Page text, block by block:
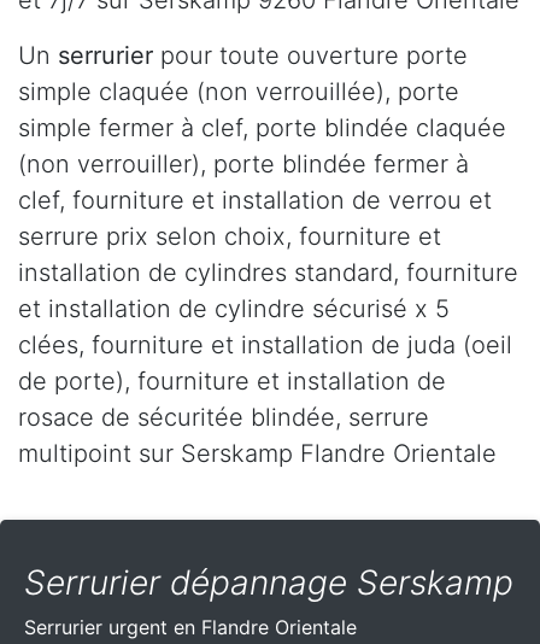
Un serrurier pour toute ouverture porte
simple claquée (non verrouillée), porte
simple fermer à clef, porte blindée claquée
(non verrouiller), porte blindée fermer à
clef, fourniture et installation de verrou et
serrure prix selon choix, fourniture et
installation de cylindres standard, fourniture
et installation de cylindre sécurisé x 5
clées, fourniture et installation de juda (oeil
de porte), fourniture et installation de
rosace de sécuritée blindée, serrure
multipoint sur Serskamp Flandre Orientale
Serrurier dépannage Serskamp
Serrurier urgent en Flandre Orientale